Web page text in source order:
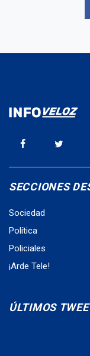
SECCIONES
Sociedad
Política
Policiales
¡Arde Tele!
ÚLTIMOS